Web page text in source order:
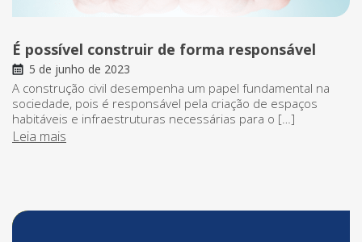
É possível construir de forma responsável
5 de junho de 2023
A construção civil desempenha um papel fundamental na
sociedade, pois é responsável pela criação de espaços
habitáveis e infraestruturas necessárias para o […]
Leia mais